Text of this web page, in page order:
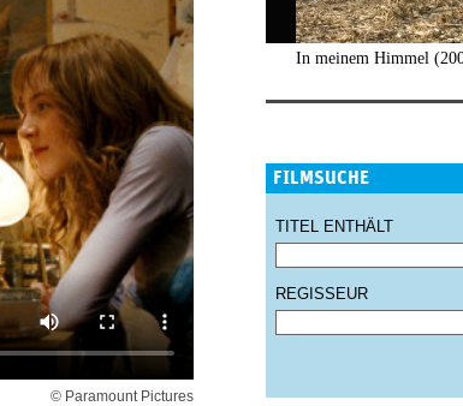
© Paramount Pictures
In meinem Himmel
FILMSUCHE
TITEL ENTHÄLT
REGISSEUR